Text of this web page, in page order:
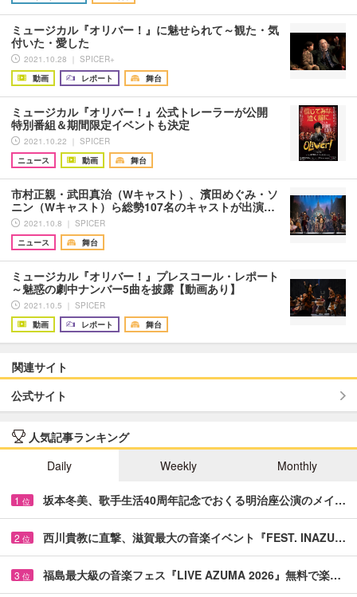
ミュージカル『オリバー！』に魅せられて～観た・気
付いた・愛した
2021.10.28 ｜ SPICER+
動画
レポート 舞台
ミュージカル『オリバー！』公式トレーラーが公開
特別番組＆期間限定イベントも決定
2021.10.22 ｜ SPICER
ニュース
動画 舞台
市村正親・武田真治（Wキャスト）、濱田めぐみ・ソ
ニン（Wキャスト）ら総勢107名のキャストが出演…
2021.10.8 ｜ SPICER
ニュース
舞台
ミュージカル『オリバー！』プレスコール・レポート
～魅惑の劇中ナンバー5曲を披露【動画あり】
2021.10.5 ｜ SPICER
動画
レポート 舞台
関連サイト
公式サイト
人気記事ランキング
Daily
Weekly Monthly
1 位 坂本冬美、歌手生活40周年記念でおくる明治座公演のメイ…
2 位 西川貴教に直撃、滋賀最大の音楽イベント『FEST. INAZU…
3 位 福島最大級の音楽フェス『LIVE AZUMA 2026』無料で楽…